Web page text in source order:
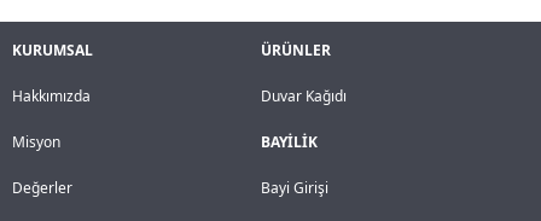
KURUMSAL
Hakkımızda
Misyon
Değerler
ÜRÜNLER
Duvar Kağıdı
BAYİLİK
Bayi Girişi